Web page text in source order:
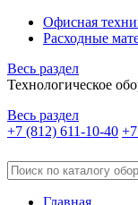
Офисная
Расходные
Весь раздел
Технологическое
Весь раздел
+7 (812) 611-10-40
Главная